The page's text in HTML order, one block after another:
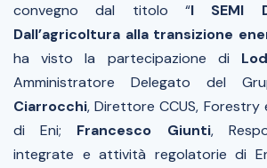
convegno dal titolo “I SEMI
Dall’agricoltura alla transizione
ha visto la partecipazione di
Amministratore Delegato del
Ciarrocchi, Direttore CCUS,
di Eni; Francesco Giunti,
integrate e attività regolatorie di